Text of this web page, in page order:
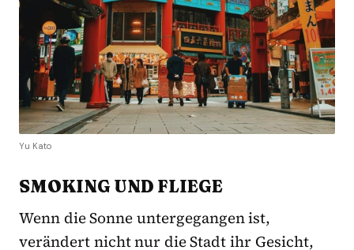
Yu Kato
SMOKING UND FLIEGE
Wenn die Sonne untergegangen ist,
verändert nicht nur die Stadt ihr Gesicht,